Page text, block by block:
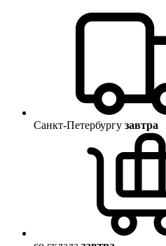
Санкт-Петербургу завтра